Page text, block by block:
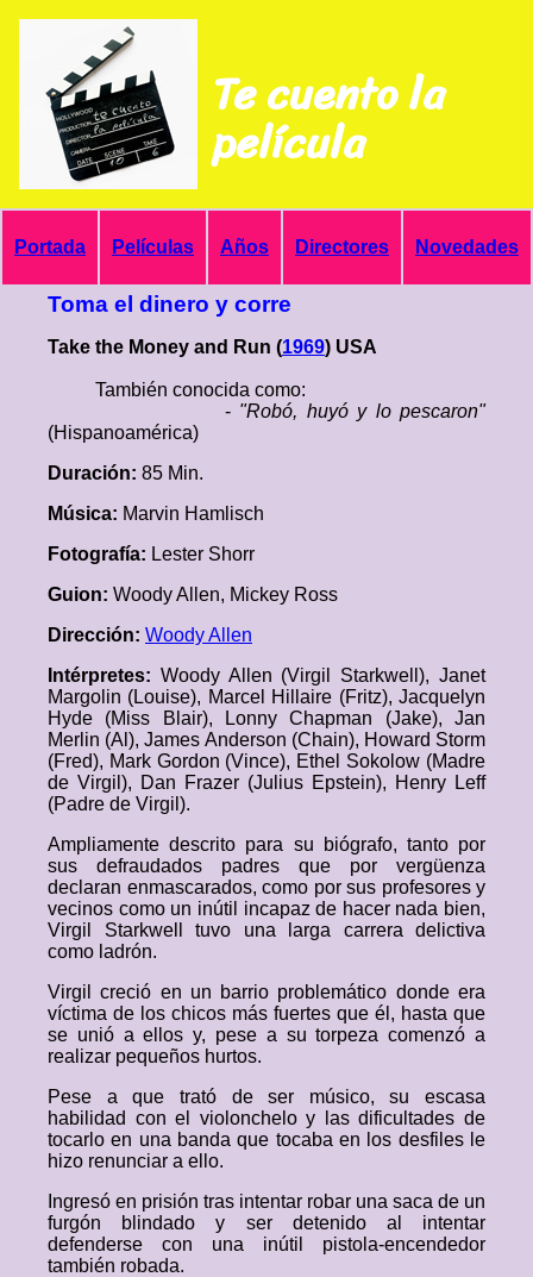
Te cuento la
película
Portada Películas Años Directores Novedades
Toma el dinero y corre
Take the Money and Run (1969) USA
También conocida como:
- "Robó, huyó y lo pescaron"
(Hispanoamérica)
Duración: 85 Min.
Música: Marvin Hamlisch
Fotografía: Lester Shorr
Guion: Woody Allen, Mickey Ross
Dirección: Woody Allen
Intérpretes: Woody Allen (Virgil Starkwell), Janet
Margolin (Louise), Marcel Hillaire (Fritz), Jacquelyn
Hyde (Miss Blair), Lonny Chapman (Jake), Jan
Merlin (Al), James Anderson (Chain), Howard Storm
(Fred), Mark Gordon (Vince), Ethel Sokolow (Madre
de Virgil), Dan Frazer (Julius Epstein), Henry Leff
(Padre de Virgil).
Ampliamente descrito para su biógrafo, tanto por
sus defraudados padres que por vergüenza
declaran enmascarados, como por sus profesores y
vecinos como un inútil incapaz de hacer nada bien,
Virgil Starkwell tuvo una larga carrera delictiva
como ladrón.
Virgil creció en un barrio problemático donde era
víctima de los chicos más fuertes que él, hasta que
se unió a ellos y, pese a su torpeza comenzó a
realizar pequeños hurtos.
Pese a que trató de ser músico, su escasa
habilidad con el violonchelo y las dificultades de
tocarlo en una banda que tocaba en los desfiles le
hizo renunciar a ello.
Ingresó en prisión tras intentar robar una saca de un
furgón blindado y ser detenido al intentar
defenderse con una inútil pistola-encendedor
también robada.